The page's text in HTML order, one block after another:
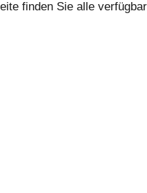
finden Sie alle